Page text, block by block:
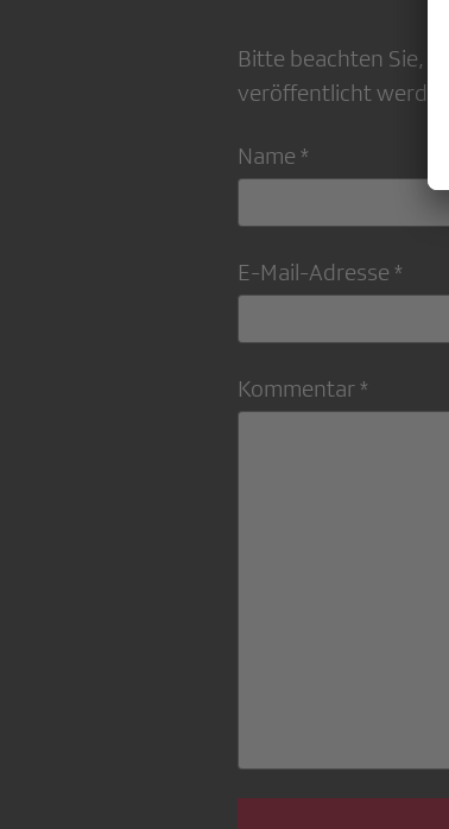
Bitte beachten Sie,
veröffentlicht werden
Name *
E-Mail-Adresse *
Kommentar *